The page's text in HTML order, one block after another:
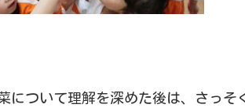
について理解を深めた後は、さっそ